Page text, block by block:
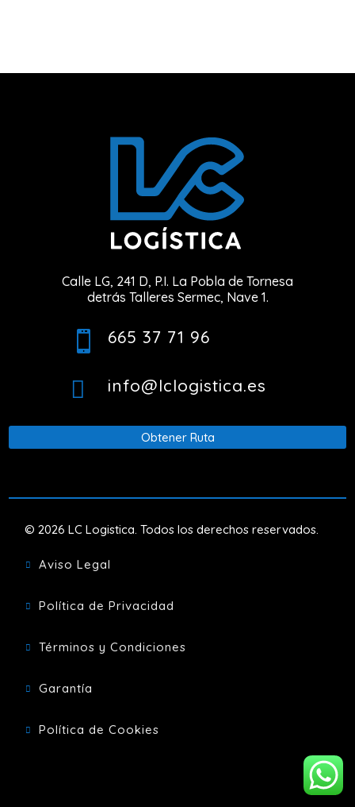
Calle LG, 241 D, P.I. La Pobla de Tornesa
detrás Talleres Sermec, Nave 1.
 665 37 71 96
 info@lclogistica.es
Obtener Ruta
© 2026 LC Logistica. Todos los derechos reservados.
 Aviso Legal
 Política de Privacidad
 Términos y Condiciones
 Garantía
 Política de Cookies